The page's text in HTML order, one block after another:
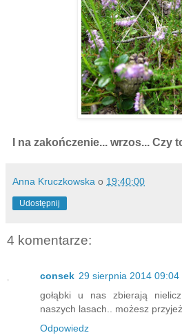
I na zakończenie... wrzos... Czy
Anna Kruczkowska o 19:40:00
Udostępnij
4 komentarze:
consek 29 sierpnia 2014 09:04
gołąbki u nas zbierają
naszych lasach.. możesz
Odpowiedz